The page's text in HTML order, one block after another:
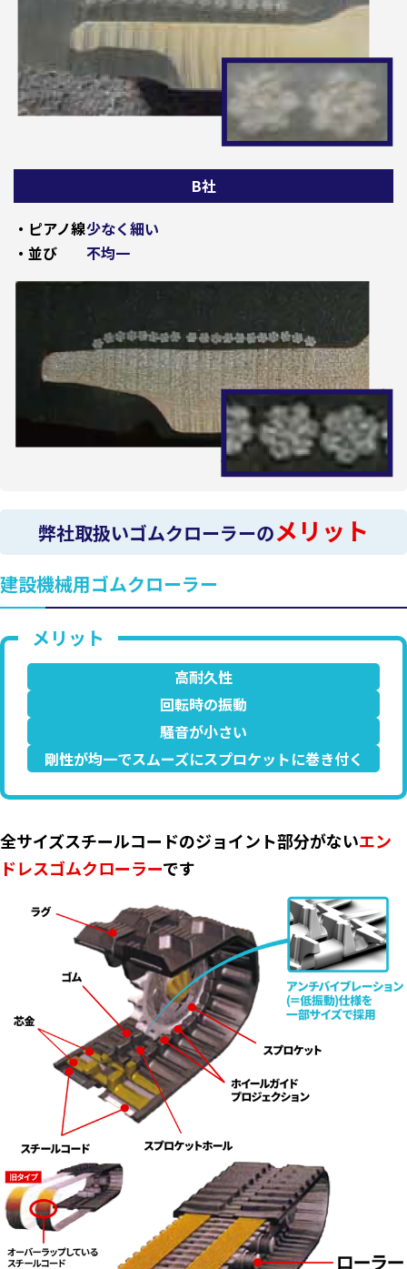
B社
・ピアノ線少なく細い
・並び
不均一
弊社取扱いゴムクローラーのメリット
建設機械用ゴムクローラー
高耐久性
回転時の振動
騒音が小さい
剛性が均一でスムーズにスプロケットに巻き付く
全サイズスチールコードのジョイント部分がないエン
ドレスゴムクローラーです